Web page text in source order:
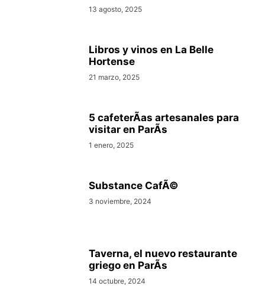
13 agosto, 2025
Libros y vinos en La Belle
Hortense
21 marzo, 2025
5 cafeterÃ­as artesanales para
visitar en ParÃ­s
1 enero, 2025
Substance CafÃ©
3 noviembre, 2024
Taverna, el nuevo restaurante
griego en ParÃ­s
14 octubre, 2024